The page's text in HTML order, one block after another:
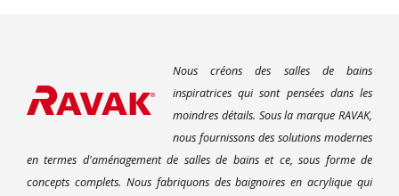
Nous créons des salles de bains
inspiratrices qui sont pensées dans les
moindres détails. Sous la marque RAVAK,
nous fournissons des solutions modernes
en termes d'aménagement de salles de bains et ce, sous forme de
concepts complets. Nous fabriquons des baignoires en acrylique qui